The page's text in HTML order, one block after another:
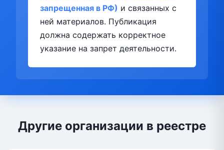
запрещенная в РФ) и связанных с
ней материалов. Публикация
должна содержать корректное
указание на запрет деятельности.
Другие организации в реестре